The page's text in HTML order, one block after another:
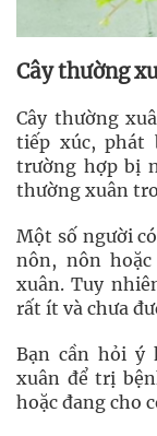
Cây thường
Cây thường
tiếp xúc, phát
trường hợp bị
thường xuân
Một số người
nôn, nôn
xuân. Tuy
rất ít và chưa
Bạn cần hỏi ý
xuân để trị
hoặc đang cho